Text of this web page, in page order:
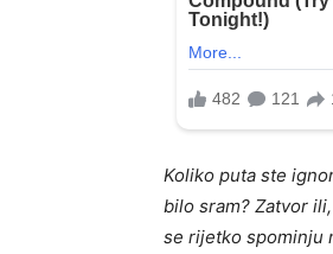
Koliko puta ste
bilo sram? Zatvor
se rijetko spominju